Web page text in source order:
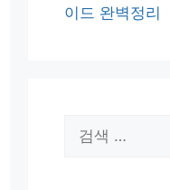
이드 완벽정리
색: